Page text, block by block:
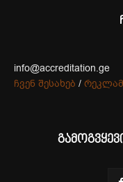
info@accreditation.ge
ჩვენ შესახებ /